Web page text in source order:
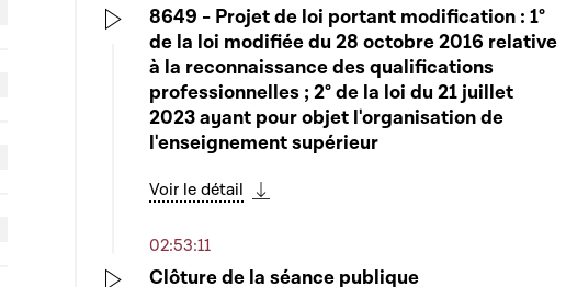
8649 - Projet de loi portant modification : 1°
de la loi modifiée du 28 octobre 2016 relative
à la reconnaissance des qualifications
professionnelles ; 2° de la loi du 21 juillet
2023 ayant pour objet l'organisation de
l'enseignement supérieur
Voir le détail
02:53:11
Clôture de la séance publique